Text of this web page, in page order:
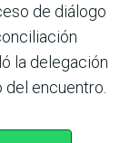
de diálogo
la delegación
encuentro.